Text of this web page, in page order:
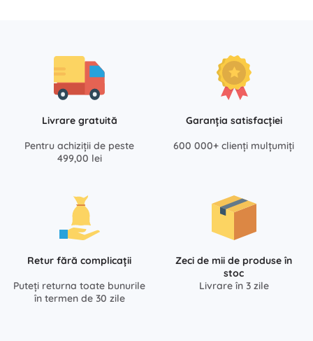
Livrare gratuită
Pentru achiziții de peste
499,00 lei
Garanția satisfacției
600 000+ clienți mulțumiți
Retur fără complicații
Puteți returna toate bunurile
în termen de 30 zile
Zeci de mii de produse în
stoc
Livrare în 3 zile